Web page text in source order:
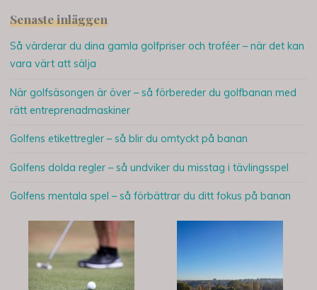
Senaste inläggen
Så värderar du dina gamla golfpriser och troféer – när det kan
vara värt att sälja
När golfsäsongen är över – så förbereder du golfbanan med
rätt entreprenadmaskiner
Golfens etikettregler – så blir du omtyckt på banan
Golfens dolda regler – så undviker du misstag i tävlingsspel
Golfens mentala spel – så förbättrar du ditt fokus på banan